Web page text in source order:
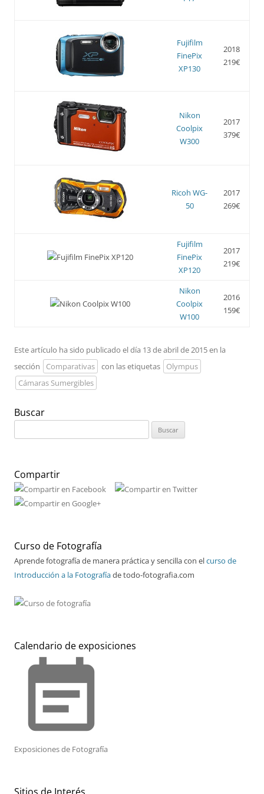
Fujifilm
FinePix
XP130
2018
219€
Nikon
Coolpix
W300
2017
379€
Ricoh WG-
50
2017
269€
Fujifilm
FinePix
XP120
2017
219€
Nikon
Coolpix
W100
2016
159€
Este artículo ha sido publicado el día 13 de abril de 2015 en la
sección
Comparativas con las etiquetas
Olympus
Cámaras Sumergibles
Buscar
Compartir
Curso de Fotografía
Aprende fotografía de manera práctica y sencilla con elcurso de
Introducción a la Fotografíade todo-fotografia.com
Calendario de exposiciones
event_note
Exposiciones de Fotografía